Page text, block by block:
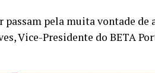
pela muita vontade de
Vice-Presidente do BETA